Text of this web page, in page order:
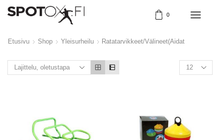
0
Etusivu Shop Yleisurheilu Ratatarvikkeet/välineet(aidat